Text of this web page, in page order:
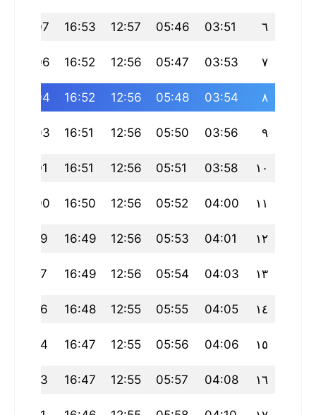
٦ 03:51
05:46
12:57
16:53
20:07
٧ 03:53
05:47
12:56
16:52
20:06
٨ 03:54
05:48
12:56
16:52
20:04
٩ 03:56
05:50
12:56
16:51
20:03
١٠ 03:58
05:51
12:56
16:51
20:01
١١ 04:00
05:52
12:56
16:50
20:00
١٢ 04:01
05:53
12:56
16:49
19:59
١٣ 04:03
05:54
12:56
16:49
19:57
١٤ 04:05
05:55
12:55
16:48
19:56
١٥ 04:06
05:56
12:55
16:47
19:54
١٦ 04:08
05:57
12:55
16:47
19:53